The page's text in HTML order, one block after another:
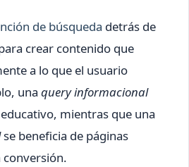
de búsqueda detrás de
crear contenido que
a lo que el usuario
una query informacional
mientras que una
se beneficia de páginas
conversión.